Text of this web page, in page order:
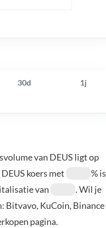
30d 1j
van DEUS ligt op
koers met
% is
van
. Wil je
Bitvavo, KuCoin, Binance
pagina.